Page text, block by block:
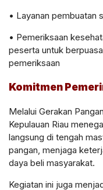
• Layanan pembuatan
• Pemeriksaan
peserta untuk
pemeriksaan
Komitmen
Melalui Gerakan
Kepulauan Riau
langsung di tengah
pangan, menjaga
daya beli masyarakat.
Kegiatan ini juga